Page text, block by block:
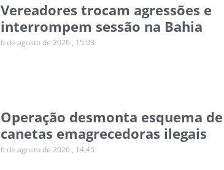
Vereadores trocam agressões e
interrompem sessão na Bahia
6 de agosto de 2026 15:03
Operação desmonta esquema de
canetas emagrecedoras ilegais
6 de agosto de 2026 14:45